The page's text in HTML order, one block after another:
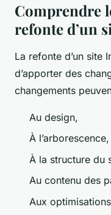
Comprendre
refonte d’un
La refonte d’un site
d’apporter des
changements
Au design,
À l’arborescence,
À la structure du
Au contenu des
Aux